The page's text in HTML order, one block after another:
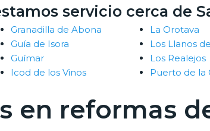
servicio cerca de
Granadilla de Abona
Guía de Isora
Guímar
Icod de los Vinos
La Orotava
Los Llanos
Los Realejos
Puerto de la
en reformas